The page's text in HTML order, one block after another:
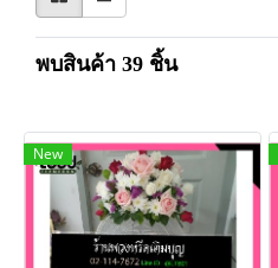
พบสินค้า 39 ชิ้น
New